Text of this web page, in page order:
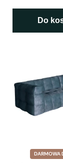
Do
DARMOWA